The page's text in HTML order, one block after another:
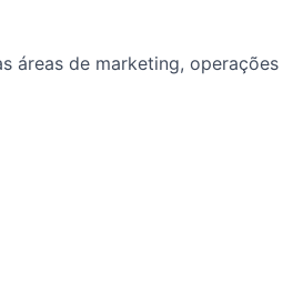
áreas de marketing, operações